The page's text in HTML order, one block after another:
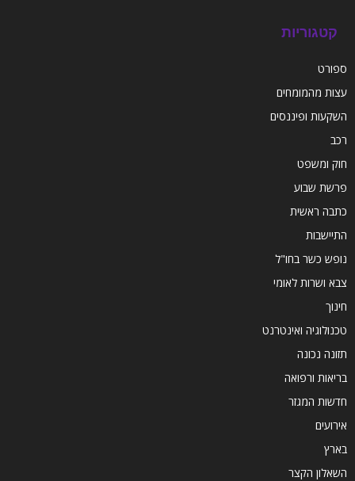
קטגוריות
ספורט
עצות מהמומחים
השקעות ופיננסים
רכב
חוק ומשפט
פרשת שבוע
כתבה ראשית
התיישבות
נופש כשר בחו"ל
צבא ושרות לאומי
חינוך
טכנולוגיה ואינטרנט
תזונה נכונה
בריאות ורפואה
חדשות המגזר
אירועים
בארץ
השאלון הקצר